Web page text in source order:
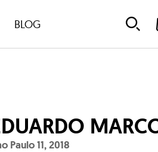
BLOG
Paulo 11,2018